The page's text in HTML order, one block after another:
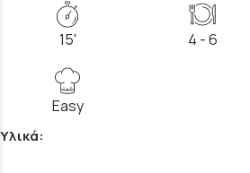
15' 4 - 6
Easy
Υλικά: